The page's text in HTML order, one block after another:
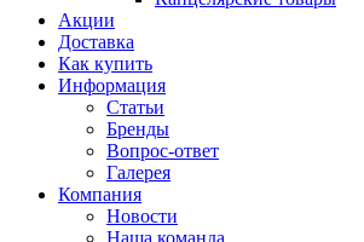
Акции
Доставка
Как купить
Информация
Статьи
Бренды
Вопрос-ответ
Галерея
Компания
Новости
Наша команда